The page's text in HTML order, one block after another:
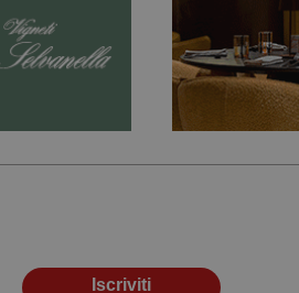
Iscriviti